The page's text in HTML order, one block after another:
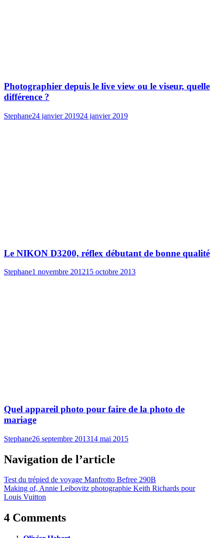
Photographier depuis le live view ou le viseur, quelle
différence ?
Stephane24 janvier 201924 janvier 2019
Le NIKON D3200, réflex débutant de bonne qualité
Stephane1 novembre 201215 octobre 2013
Quel appareil photo pour faire de la photo de
mariage
Stephane26 septembre 201314 mai 2015
Navigation de l’article
Test du trépied de voyage Manfrotto Befree 290B
Making of, Annie Leibovitz photographie Keith Richards pour
Louis Vuitton
4 Comments